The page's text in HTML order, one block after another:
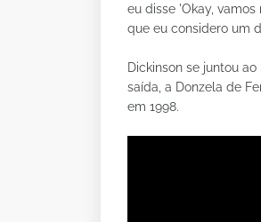
eu disse 'Okay,
que eu considero um
Dickinson se juntou
saída, a Donzela de
em 1998.